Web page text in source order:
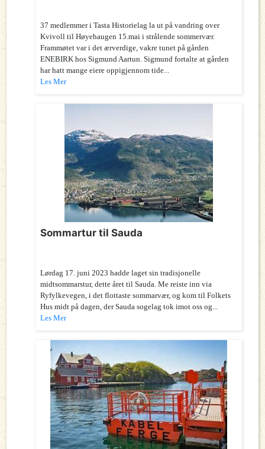
37 medlemmer i Tasta Historielag la ut på vandring over
Kvivoll til Høyehaugen 15.mai i strålende sommervær.
Frammøtet var i det ærverdige, vakre tunet på gården
ENEBIRK hos Sigmund Aartun. Sigmund fortalte at gården
har hatt mange eiere oppigjennom tide...
Les Mer
Sommartur til Sauda
Lørdag 17. juni 2023 hadde laget sin tradisjonelle
midtsommarstur, dette året til Sauda. Me reiste inn via
Ryfylkevegen, i det flottaste sommarvær, og kom til Folkets
Hus midt på dagen, der Sauda sogelag tok imot oss og...
Les Mer